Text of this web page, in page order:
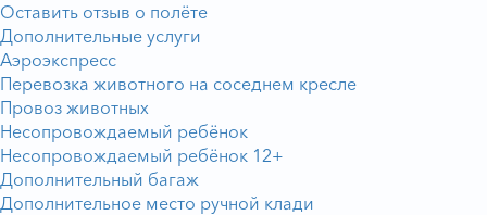
Оставить отзыв о полёте
Дополнительные услуги
Аэроэкспресс
Перевозка животного на соседнем кресле
Провоз животных
Несопровождаемый ребёнок
Несопровождаемый ребёнок 12+
Дополнительный багаж
Дополнительное место ручной клади